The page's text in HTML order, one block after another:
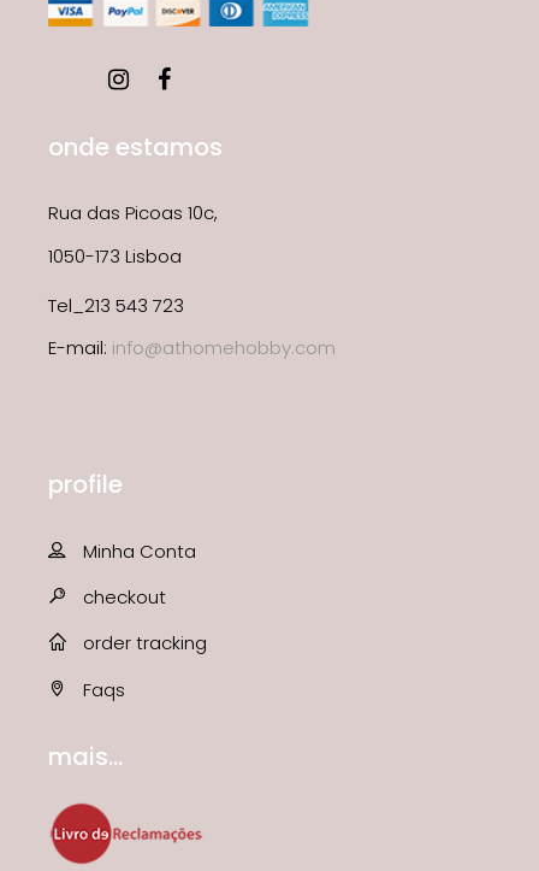
onde estamos
Rua das Picoas 10c,
1050-173 Lisboa
Tel_213 543 723
E-mail: info@athomehobby.com
profile
Minha Conta
checkout
order tracking
Faqs
mais...